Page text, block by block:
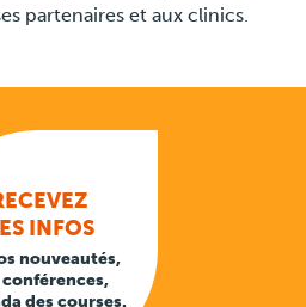
partenaires et aux clinics.
INFOS
nouveautés,
des courses.